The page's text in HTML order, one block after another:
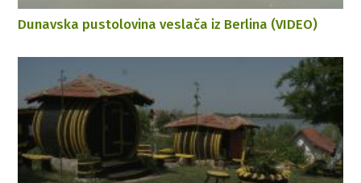
Dunavska pustolovina veslača iz Berlina (VIDEO)